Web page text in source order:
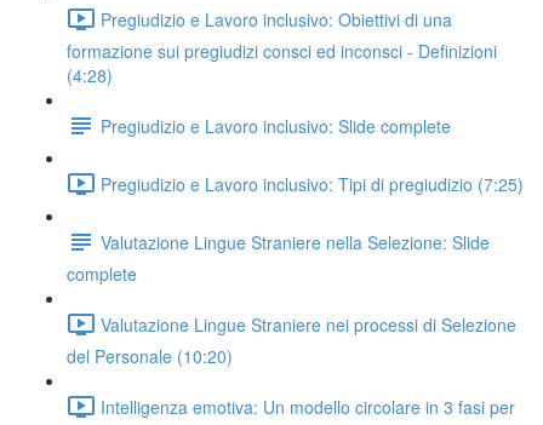
Pregiudizio e Lavoro inclusivo: Obiettivi di una
formazione sui pregiudizi consci ed inconsci - Definizioni
(4:28)
Pregiudizio e Lavoro inclusivo: Slide complete
Pregiudizio e Lavoro inclusivo: Tipi di pregiudizio (7:25)
Valutazione Lingue Straniere nella Selezione: Slide
complete
Valutazione Lingue Straniere nei processi di Selezione
del Personale (10:20)
Intelligenza emotiva: Un modello circolare in 3 fasi per